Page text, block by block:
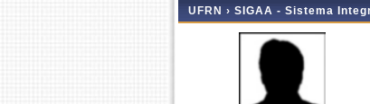
UFRN › SIGAA - Sistema